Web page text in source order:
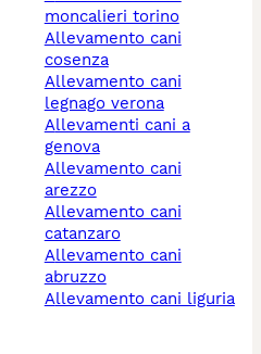
moncalieri torino
allevamento cani
cosenza
allevamento cani
legnago verona
allevamenti cani a
genova
allevamento cani
arezzo
allevamento cani
catanzaro
allevamento cani
abruzzo
allevamento cani liguria